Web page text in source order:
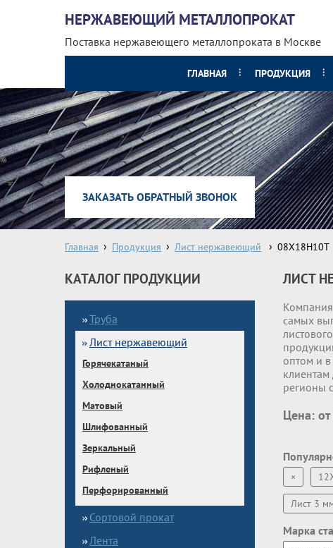
НЕРЖАВЕЮЩИЙ МЕТАЛЛОПРОКАТ
Поставка нержавеющего металлопроката в Москве
ГЛАВНАЯ ПРОДУКЦИЯ
ЗАКАЗАТЬ ОБРАТНЫЙ ЗВОНОК
Главная Продукция Лист нержавеющий 08Х18Н10Т
КАТАЛОГ ПРОДУКЦИИ
Труба
Лист нержавеющий
Горячекатаный
Холоднокатанный
Матовый
Шлифованный
Зеркальный
Рифленый
Перфорированный
Сортовой прокат
Лента
ЛИСТ
самых
оптом и
клиентам
регионы
Цена:
×
Лист 3
Марка